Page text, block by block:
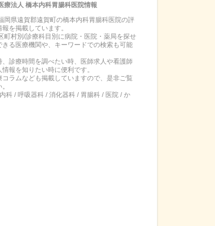
療法人 橋本内科胃腸科医院情報
岡県遠賀郡遠賀町の橋本内科胃腸科医院の評
報を掲載しています。
町村別/診療科目別に病院・医院・薬局を探せ
きる医療機関や、キーワードでの検索も可能
、診療時間を調べたい時、医師求人や看護師
報を知りたい時に便利です。
コラムなども掲載していますので、是非ご覧
内科 / 呼吸器科 / 消化器科 / 胃腸科 / 医院 / か